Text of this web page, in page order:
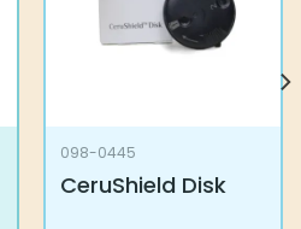
098-0445
CeruShield Disk